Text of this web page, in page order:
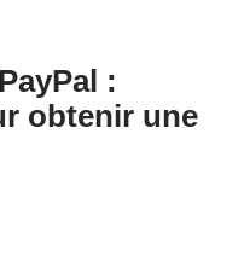
:
obtenir une